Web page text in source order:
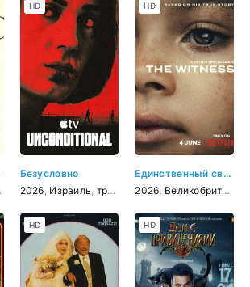
СССР ,драма,биография,история
Безусловно
2026 Израиль триллер ,драма,криминал
HD
Единственный свидетель
2026 Великобритания
HD
HD HD